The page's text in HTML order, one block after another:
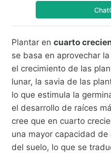
Plantar en cuarto
se basa en aprovechar
el crecimiento de las
lunar, la savia de las
lo que estimula la
el desarrollo de raíces
cree que en cuarto
una mayor capacidad
del suelo, lo que se